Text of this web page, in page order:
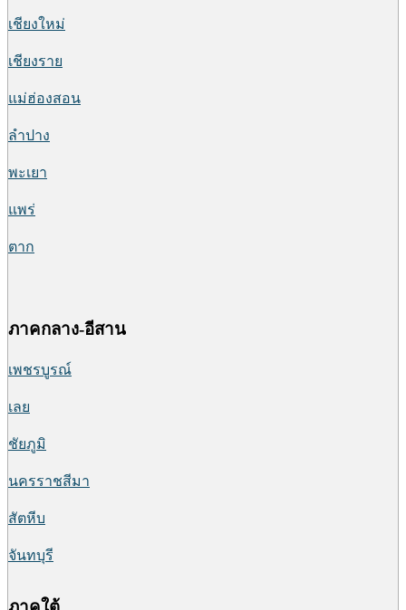
เชียงใหม่
เชียงราย
แม่ฮ่องสอน
ลำปาง
พะเยา
แพร่
ตาก
ภาคกลาง-อีสาน
เพชรบูรณ์
เลย
ชัยภูมิ
นครราชสีมา
สัตหีบ
จันทบุรี